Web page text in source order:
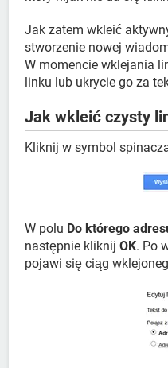
Jak zatem wkleić
stworzenie nowej
W momencie wklejania
linku lub ukrycie go za
Jak wkleić czysty
Kliknij w symbol
W polu Do którego
następnie kliknij OK. Po
pojawi się ciąg